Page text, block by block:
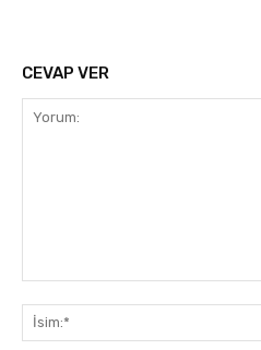
CEVAP VER